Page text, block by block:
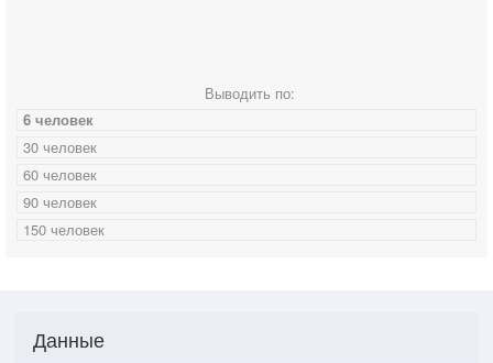
Выводить по:
6 человек
30 человек
60 человек
90 человек
150 человек
Данные